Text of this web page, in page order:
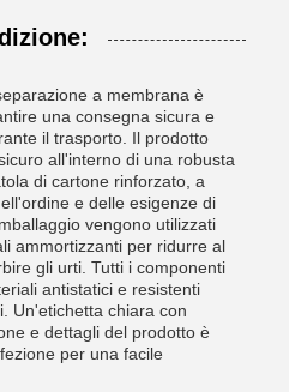
a membrana è
una consegna sicura e
il trasporto. Il prodotto
all'interno di una robusta
di cartone rinforzato, a
e delle esigenze di
vengono utilizzati
ammortizzanti per ridurre al
gli urti. Tutti i componenti
antistatici e resistenti
Un'etichetta chiara con
e dettagli del prodotto è
per una facile